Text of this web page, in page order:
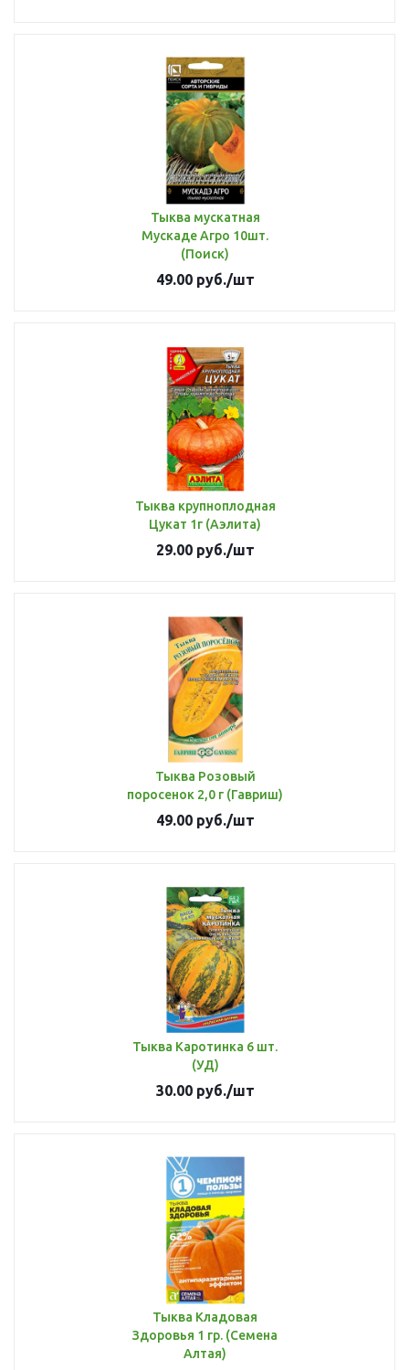
Тыква мускатная
Мускаде Агро 10шт.
(Поиск)
49.00руб./шт
Тыква крупноплодная
Цукат 1г (Аэлита)
29.00руб./шт
Тыква Розовый
поросенок 2,0 г (Гавриш)
49.00руб./шт
Тыква Каротинка 6 шт.
(УД)
30.00руб./шт
Тыква Кладовая
Здоровья 1 гр. (Семена
Алтая)